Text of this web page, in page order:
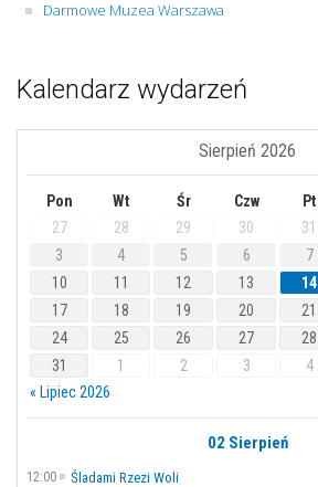
Darmowe Muzea Warszawa
Kalendarz wydarzeń
Sierpień 2026
Pon Wt Śr Czw Pt
27
28 29 30 31
3
4 5 6 7
10
11 12 13 14
17
18 19 20 21
24
25 26 27 28
31
1 2 3 4
« Lipiec 2026
02 Sierpień
12:00 Śladami Rzezi Woli